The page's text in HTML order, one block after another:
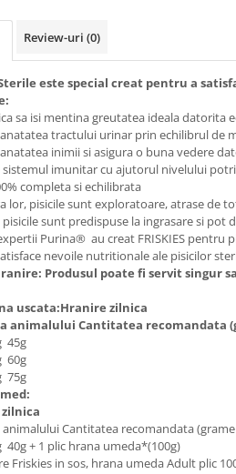
Review-uri (0)
Sterile este special creat pentru a
sa isi mentina greutatea ideala datorita
tractului urinar prin echilibrul de
inimii si asigura o buna vedere
imunitar cu ajutorul nivelului
completa si echilibrata
lor, pisicile sunt exploratoare, atrase de
sunt predispuse la ingrasare si
Purina® au creat FRISKIES pentru
nevoile nutritionale ale pisicilor
Produsul poate fi servit singur
uscata:Hranire zilnica
animalului Cantitatea recomandata
45g
60g
75g
Cantitatea recomandata
40g + 1 plic hrana umeda*(100g)
Friskies in sos, hrana umeda Adult plic